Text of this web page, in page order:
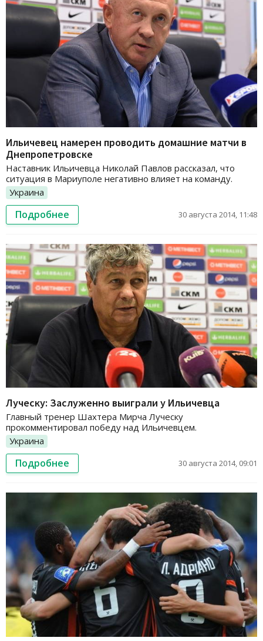
Ильичевец намерен проводить домашние матчи в
Днепропетровске
Наставник Ильичевца Николай Павлов рассказал, что
ситуация в Мариуполе негативно влияет на команду.
Украина
Подробнее 30 августа 2014, 11:48
Луческу: Заслуженно выиграли у Ильичевца
Главный тренер Шахтера Мирча Луческу
прокомментировал победу над Ильичевцем.
Украина
Подробнее 30 августа 2014, 09:01